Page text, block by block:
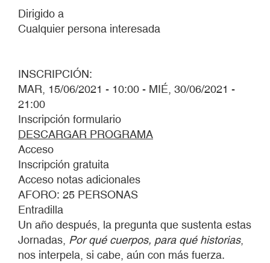
Dirigido a
Cualquier persona interesada
INSCRIPCIÓN:
MAR, 15/06/2021 - 10:00 - MIÉ, 30/06/2021 -
21:00
Inscripción formulario
DESCARGAR PROGRAMA
Acceso
Inscripción gratuita
Acceso notas adicionales
AFORO: 25 PERSONAS
Entradilla
Un año después, la pregunta que sustenta estas
Jornadas, Por qué cuerpos, para qué historias,
nos interpela, si cabe, aún con más fuerza.